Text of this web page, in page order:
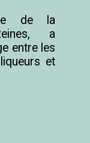
de la
a
entre les
et